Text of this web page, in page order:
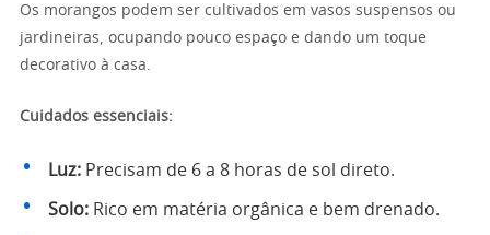
Os morangos podem ser cultivados em vasos suspensos ou
jardineiras, ocupando pouco espaço e dando um toque
decorativo à casa.
Cuidados essenciais:
Luz: Precisam de 6 a 8 horas de sol direto.
Solo: Rico em matéria orgânica e bem drenado.